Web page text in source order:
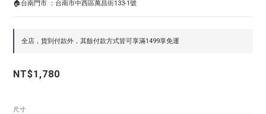
🏠台南門市 ：台南市中西區萬昌街133-1號
全店，貨到付款外，其餘付款方式皆可享滿1499享免運
NT$1,780
尺寸